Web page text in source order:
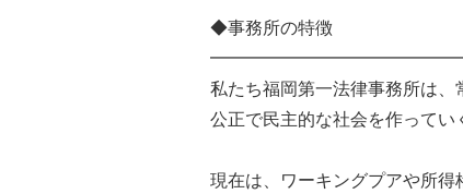
◆事務所の特徴
私たち福岡第一法律事務所は、
公正で民主的な社会を作ってい
現在は、ワーキングプアや所得